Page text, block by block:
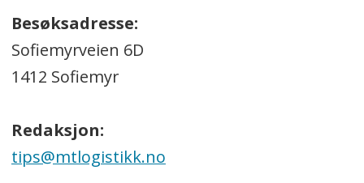
Besøksadresse:
Sofiemyrveien 6D
1412 Sofiemyr
Redaksjon:
tips@mtlogistikk.no